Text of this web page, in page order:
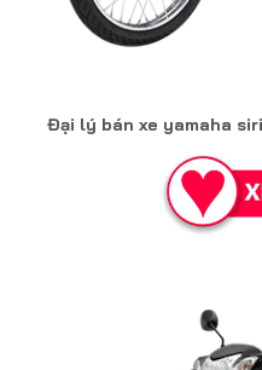
Đại lý bán xe yamaha